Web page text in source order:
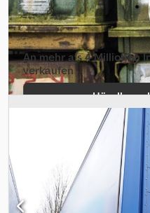
Zustand.
An mehr als 4 Millionen
verkaufen